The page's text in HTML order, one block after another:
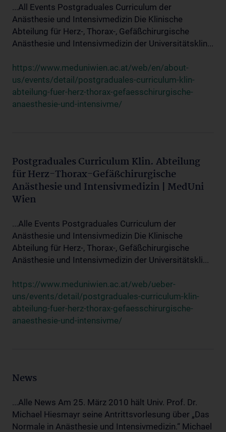
...All Events Postgraduales Curriculum der
Anästhesie und Intensivmedizin Die Klinische
Abteilung für Herz-, Thorax-, Gefäßchirurgische
Anästhesie und Intensivmedizin der Universitätsklin...
https://www.meduniwien.ac.at/web/en/about-
us/events/detail/postgraduales-curriculum-klin-
abteilung-fuer-herz-thorax-gefaesschirurgische-
anaesthesie-und-intensivme/
Postgraduales Curriculum Klin. Abteilung
für Herz-Thorax-Gefäßchirurgische
Anästhesie und Intensivmedizin | MedUni
Wien
...Alle Events Postgraduales Curriculum der
Anästhesie und Intensivmedizin Die Klinische
Abteilung für Herz-, Thorax-, Gefäßchirurgische
Anästhesie und Intensivmedizin der Universitätskli...
https://www.meduniwien.ac.at/web/ueber-
uns/events/detail/postgraduales-curriculum-klin-
abteilung-fuer-herz-thorax-gefaesschirurgische-
anaesthesie-und-intensivme/
News
...Alle News Am 25. März 2010 hält Univ. Prof. Dr.
Michael Hiesmayr seine Antrittsvorlesung über „Das
Normale in Anästhesie und Intensivmedizin.“ Michael